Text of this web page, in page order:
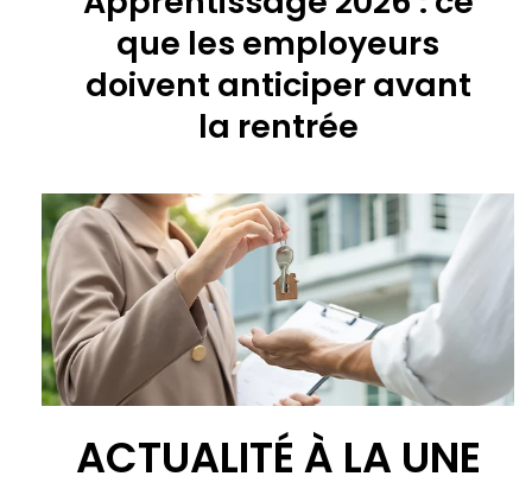
que les employeurs
doivent anticiper avant
la rentrée
ACTUALITÉ À LA UNE